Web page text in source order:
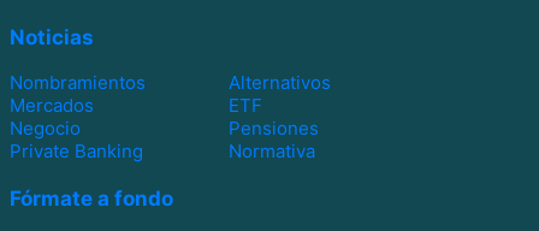
Noticias
Nombramientos
Alternativos
Mercados
ETF
Negocio
Pensiones
Private Banking
Normativa
Fórmate a fondo